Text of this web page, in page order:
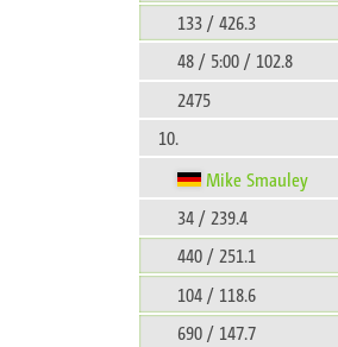
133 / 426.3
48 / 5:00 / 102.8
2475
10.
Mike Smauley
34 / 239.4
440 / 251.1
104 / 118.6
690 / 147.7